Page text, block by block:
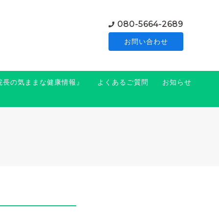
080-5664-2689
お問い合わせ
の気ままな健康情報』 よくあるご質問
お知らせ